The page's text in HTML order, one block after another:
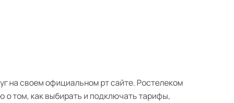
на своем официальном рт сайте. Ростелеком
том, как выбирать и подключать тарифы,